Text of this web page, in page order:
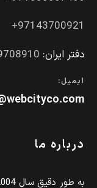
97143700921+
دفتر ایران:
ایمیل:
درباره ما